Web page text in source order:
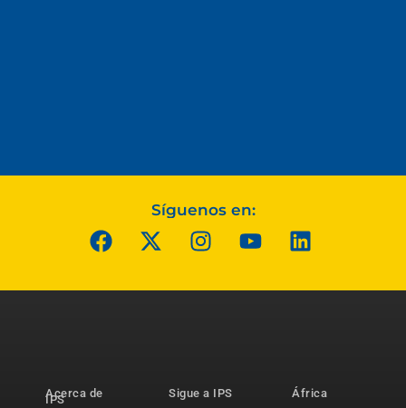
Síguenos en:
Acerca de
IPS
Sigue a IPS
África